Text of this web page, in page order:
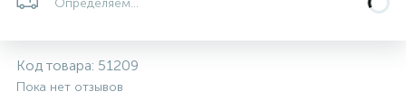
Определяем...
Код товара: 51209
Пока нет отзывов